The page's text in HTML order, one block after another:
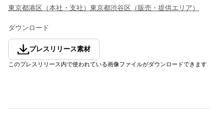
東京都港区 （本社・支社 ） 東京都渋谷区 （販売・提供エリア ）
ダウンロード
プレスリリース素材
このプレスリリース内で使われている画像ファイルがダウンロードできます